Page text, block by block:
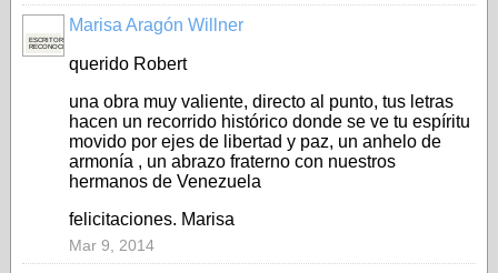
ESCRITORA
RECONOCIDA
Marisa Aragón Willner
querido Robert
una obra muy valiente, directo al punto, tus letras
hacen un recorrido histórico donde se ve tu espíritu
movido por ejes de libertad y paz, un anhelo de
armonía , un abrazo fraterno con nuestros
hermanos de Venezuela
felicitaciones. Marisa
Mar 9, 2014